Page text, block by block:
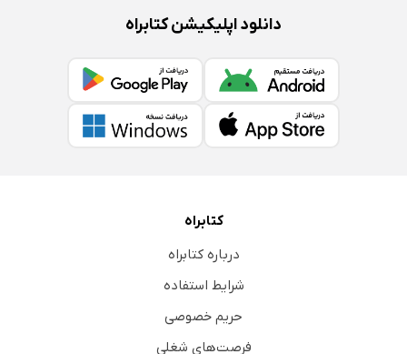
دانلود اپلیکیشن کتابراه
کتابراه
درباره کتابراه
شرایط استفاده
حریم خصوصی
فرصت‌های شغلی